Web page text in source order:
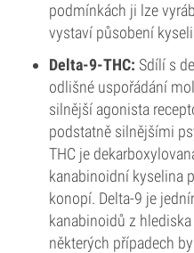
podmínkách ji lze
vystaví působení
Delta-9-THC: Sdílí s
odlišné uspořádání
silnější agonista
podstatně silnějšími
THC je
kanabinoidní kyselina
konopí. Delta-9 je
kanabinoidů z
některých případech